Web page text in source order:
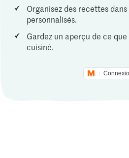
Organisez des recettes
personnalisés.
Gardez un aperçu de ce
cuisiné.